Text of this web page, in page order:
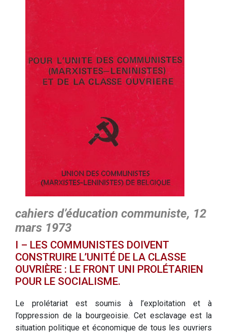
cahiers d’éducation communiste, 12
mars 1973
I – LES COMMUNISTES DOIVENT
CONSTRUIRE L’UNITÉ DE LA CLASSE
OUVRIÈRE : LE FRONT UNI PROLÉTARIEN
POUR LE SOCIALISME.
Le prolétariat est soumis à l’exploitation et à
l’oppression de la bourgeoisie. Cet esclavage est la
situation politique et économique de tous les ouvriers